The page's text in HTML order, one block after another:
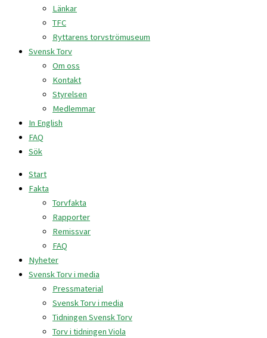
Länkar
TFC
Ryttarens torvströmuseum
Svensk Torv
Om oss
Kontakt
Styrelsen
Medlemmar
In English
FAQ
Sök
Start
Fakta
Torvfakta
Rapporter
Remissvar
FAQ
Nyheter
Svensk Torv i media
Pressmaterial
Svensk Torv i media
Tidningen Svensk Torv
Torv i tidningen Viola